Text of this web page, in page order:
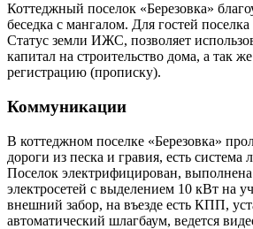
Коттеджный поселок «Березовка»
беседка с мангалом. Для гостей
Статус земли ИЖС, позволяет
капитал на строительство дома, а так
регистрацию (прописку).
Коммуникации
В коттеджном поселке «Березовка»
дороги из песка и гравия, есть система
Поселок электрифицирован, выполнена
электросетей с выделением 10 кВт на
внешний забор, на въезде есть КПП,
автоматический шлагбаум, ведется